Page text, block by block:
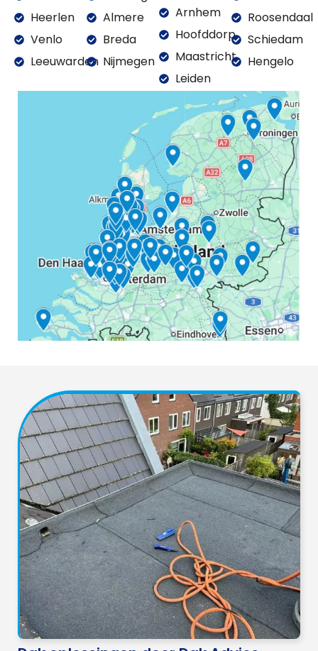
Heerlen
Venlo
Leeuwarden
Almere
Breda
Nijmegen
Arnhem
Hoofddorp
Maastricht
Leiden
Roosendaal
Schiedam
Hengelo